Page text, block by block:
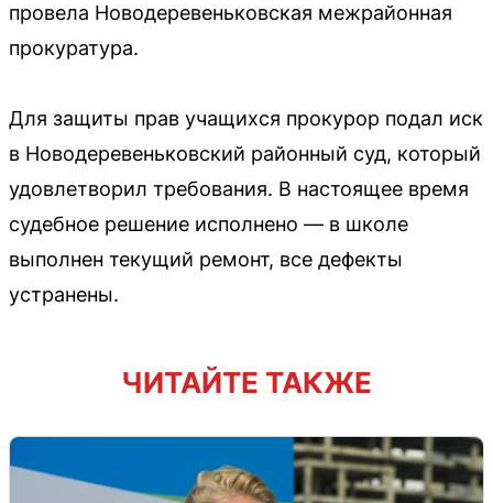
провела Новодеревеньковская межрайонная
прокуратура.
Для защиты прав учащихся прокурор подал иск
в Новодеревеньковский районный суд, который
удовлетворил требования. В настоящее время
судебное решение исполнено — в школе
выполнен текущий ремонт, все дефекты
устранены.
ЧИТАЙТЕ ТАКЖЕ